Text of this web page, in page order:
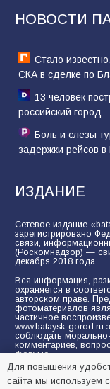
НОВОСТИ
Стало
СКА в сделке по
13 человек
российский город
Боль и слезы
задержки рейсов в
ИЗДАНИЕ
Сетевое издание
зарегистрировано
связи,
(Роскомнадзор) —
декабря 2018 года.
Вся информация,
охраняется в
авторском праве.
фотоматериалов
частичное
www.bataysk-gorod.ru
соблюдать
комментариев,
форуме.
Политика
Для повышения
сайта мы используем